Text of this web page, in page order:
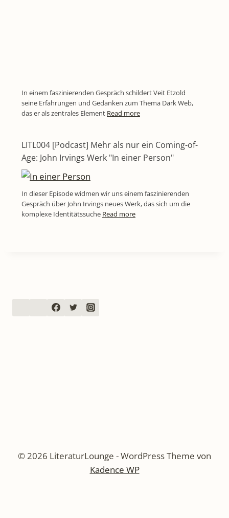
In einem faszinierenden Gespräch schildert Veit Etzold
seine Erfahrungen und Gedanken zum Thema Dark Web,
das er als zentrales Element Read more
LITL004 [Podcast] Mehr als nur ein Coming-of-
Age: John Irvings Werk "In einer Person"
In dieser Episode widmen wir uns einem faszinierenden
Gespräch über John Irvings neues Werk, das sich um die
komplexe Identitätssuche Read more
© 2026 LiteraturLounge - WordPress Theme von
Kadence WP